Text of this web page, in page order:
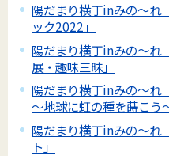
陽だまり横丁inみの～
ック2022」
陽だまり横丁inみの～
展・趣味三昧」
陽だまり横丁inみの～
～地球に虹の種を蒔こう
陽だまり横丁inみの～
ト」